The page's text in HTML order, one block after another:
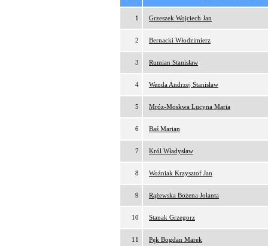
1 Grzeszek Wojciech Jan
2 Bernacki Włodzimierz
3 Rumian Stanisław
4 Wenda Andrzej Stanisław
5 Mróz-Moskwa Lucyna Maria
6 Baś Marian
7 Król Władysław
8 Woźniak Krzysztof Jan
9 Rążewska Bożena Jolanta
10 Stanak Grzegorz
11 Pęk Bogdan Marek